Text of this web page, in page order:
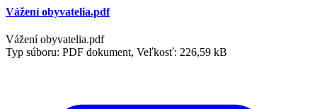
Vážení obyvatelia.pdf
Vážení obyvatelia.pdf
Typ súboru: PDF dokument, Veľkosť: 226,59 kB